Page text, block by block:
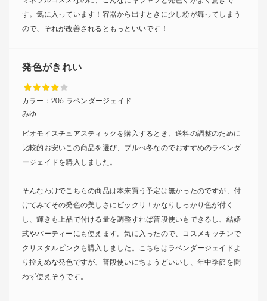
す。気に入っています！容器から出すときに少し粉が舞ってしまう
ので、それが改善されるともっといいです！
発色がきれい
みゆ
カラー： 206 ラベンダージェイド
ビオモイスチュアスティックを購入するとき、送料の調整のために
比較的お安いこの商品を選び、ブルべ冬なのでおすすめのラベンダ
ージェイドを購入しました。
そんなわけでこちらの商品は本来買う予定は無かったのですが、付
けてみてその発色の美しさにビックリ！かなりしっかり色が付く
し、輝きも上品で付ける量を調整すれば普段使いもできるし、結婚
式やパーティーにも使えます。気に入ったので、コスメキッチンで
クリスタルピンクも購入しました。こちらはラベンダージェイドよ
り控えめな発色ですが、普段使いにちょうどいいし、年中季節を問
わず使えそうです。